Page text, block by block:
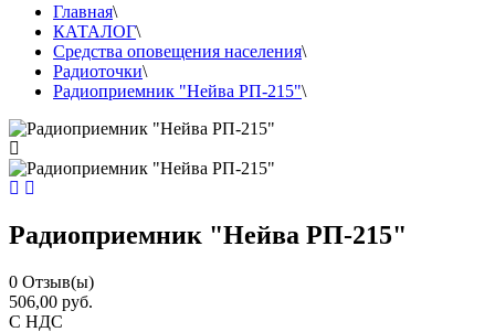
Главная\
КАТАЛОГ\
Средства оповещения населения\
Радиоточки\
Радиоприемник "Нейва РП-215"\
Радиоприемник "Нейва РП-215"
0 Отзыв(ы)
506,00 руб.
С НДС